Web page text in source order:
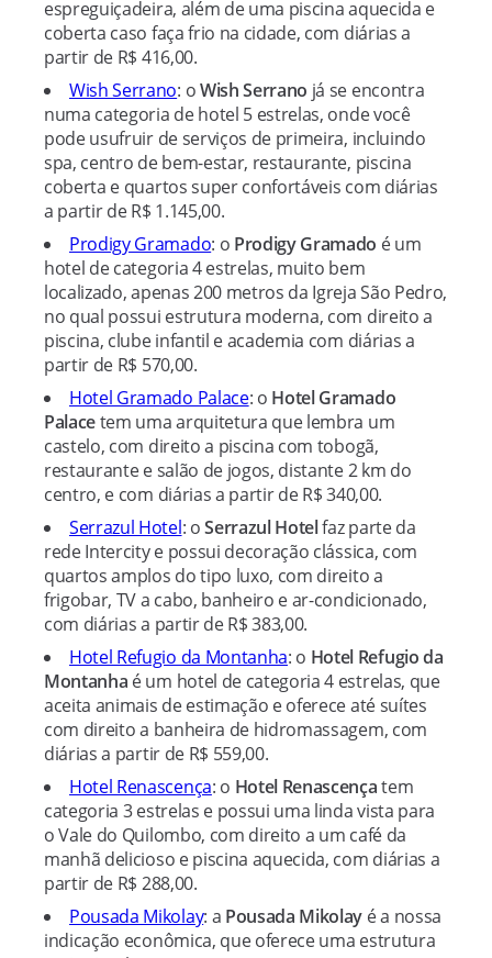
espreguiçadeira, além de uma piscina aquecida e
coberta caso faça frio na cidade, com diárias a
partir de R$ 416,00.
Wish Serrano: oWish Serrano já se encontra
numa categoria de hotel 5 estrelas, onde você
pode usufruir de serviços de primeira, incluindo
spa, centro de bem-estar, restaurante, piscina
coberta e quartos super confortáveis com diárias
a partir de R$ 1.145,00.
Prodigy Gramado: o Prodigy Gramado é um
hotel de categoria 4 estrelas, muito bem
localizado, apenas 200 metros da Igreja São Pedro,
no qual possui estrutura moderna, com direito a
piscina, clube infantil e academia com diárias a
partir de R$ 570,00.
Hotel Gramado Palace: o Hotel Gramado
Palacetem uma arquitetura que lembra um
castelo, com direito a piscina com tobogã,
restaurante e salão de jogos, distante 2 km do
centro, e com diárias a partir de R$ 340,00.
Serrazul Hotel: oSerrazul Hotelfaz parte da
rede Intercity e possui decoração clássica, com
quartos amplos do tipo luxo, com direito a
frigobar, TV a cabo, banheiro e ar-condicionado,
com diárias a partir de R$ 383,00.
Hotel Refugio da Montanha: o Hotel Refugio da
Montanha é um hotel de categoria 4 estrelas, que
aceita animais de estimação e oferece até suítes
com direito a banheira de hidromassagem, com
diárias a partir de R$ 559,00.
Hotel Renascença: o Hotel Renascençatem
categoria 3 estrelas e possui uma linda vista para
o Vale do Quilombo, com direito a um café da
manhã delicioso e piscina aquecida, com diárias a
partir de R$ 288,00.
Pousada Mikolay: a Pousada Mikolay é a nossa
indicação econômica, que oferece uma estrutura